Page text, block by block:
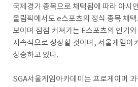
국제경기 종목으로 채택됨에 따라 아시
올림픽에서도 e스포츠의 정식 종목 채
보이며 점점 커져가는 E스포츠의 인기
지속적으로 성장할 것이며, 서울게임아
상승하고 있다.
SGA서울게임아카데미는 프로게이머